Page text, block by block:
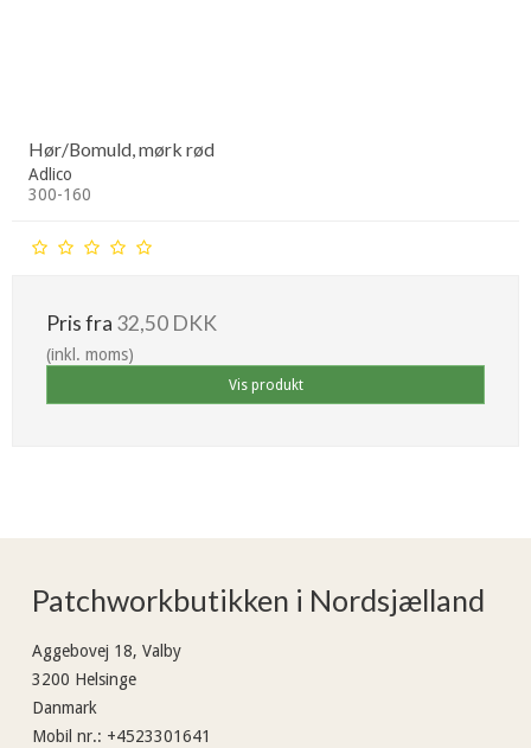
Hør/Bomuld, mørk rød
Adlico
300-160
Pris fra 32,50 DKK
(inkl. moms)
Vis produkt
Patchworkbutikken i Nordsjælland
Aggebovej 18, Valby
3200 Helsinge
Danmark
Mobil nr.: +4523301641